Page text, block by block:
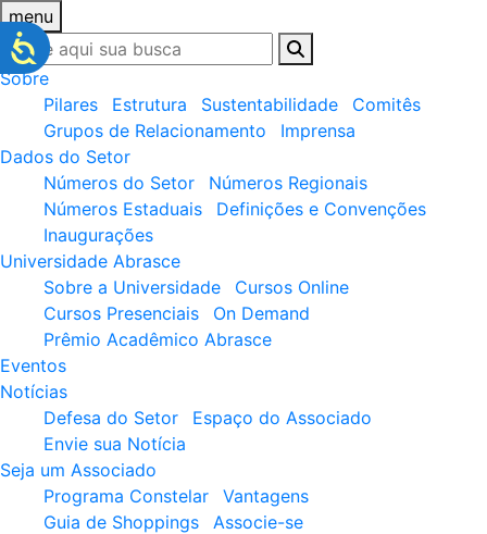
menu
Sobre
Pilares
Estrutura Sustentabilidade
Comitês
Grupos de Relacionamento
Imprensa
Dados do Setor
Números do Setor
Números Regionais
Números Estaduais
Definições e Convenções
Inaugurações
Universidade Abrasce
Sobre a Universidade
Cursos Online
Cursos Presenciais
On Demand
Prêmio Acadêmico Abrasce
Eventos
Notícias
Defesa do Setor
Espaço do Associado
Envie sua Notícia
Seja um Associado
Programa Constelar
Vantagens
Guia de Shoppings
Associe-se